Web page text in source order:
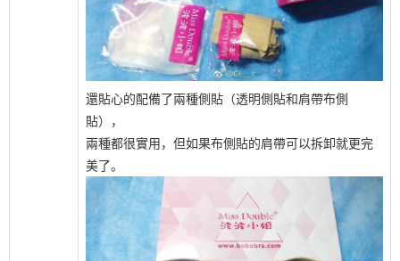
還貼心的配備了兩種側貼（透明側貼和肩帶布側
貼），
兩種都很實用，但如果布側貼的肩帶可以拆卸就更完
美了。